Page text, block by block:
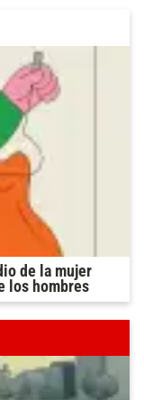
de la mujer
los hombres